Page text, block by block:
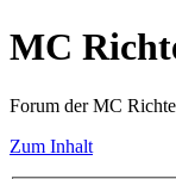
MC
Forum der MC
Zum Inhalt